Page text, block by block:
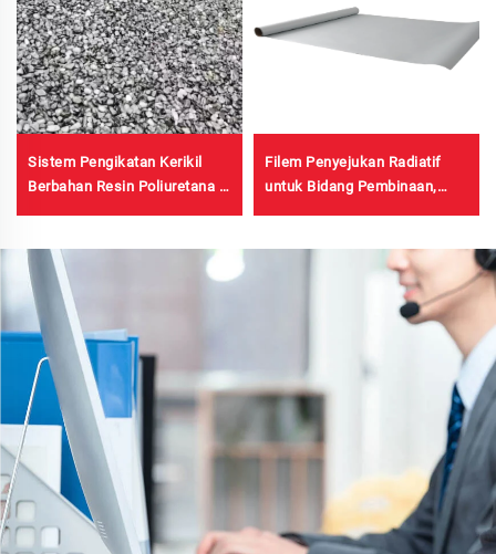
Sistem Pengikatan Kerikil
Berbahan Resin Poliuretana |
Filem Penyejukan Radiatif
untuk Bidang Pembinaan,
Minyak, Depot Bijirin,
Pengangkutan dan Fasiliti
Luar Bangunan, serta Aplikasi